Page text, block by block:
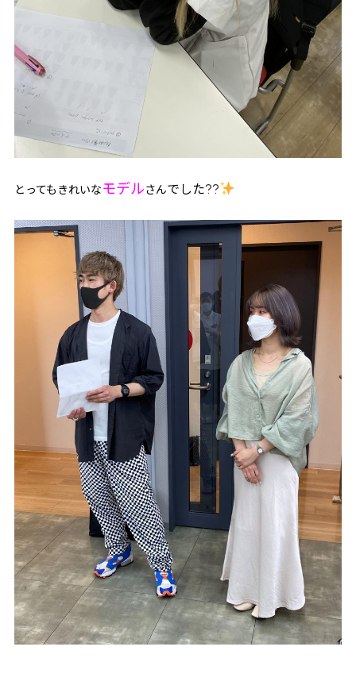
とってもきれいなモデルさんでした??